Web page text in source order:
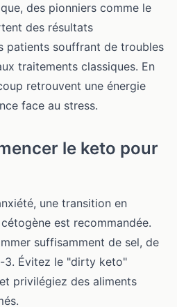
des pionniers comme le
des résultats
patients souffrant de troubles
traitements classiques. En
retrouvent une énergie
face au stress.
le keto pour
une transition en
est recommandée.
suffisamment de sel, de
3. Évitez le "dirty keto"
privilégiez des aliments